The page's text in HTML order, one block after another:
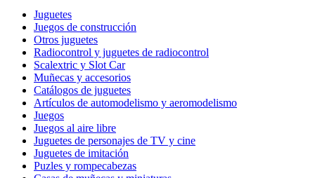
Juguetes
Juegos de construcción
Otros juguetes
Radiocontrol y juguetes de radiocontrol
Scalextric y Slot Car
Muñecas y accesorios
Catálogos de juguetes
Artículos de automodelismo y aeromodelismo
Juegos
Juegos al aire libre
Juguetes de personajes de TV y cine
Juguetes de imitación
Puzles y rompecabezas